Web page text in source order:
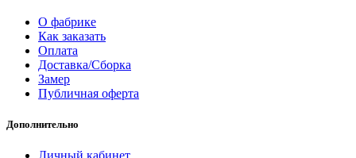
О фабрике
Как заказать
Оплата
Доставка/Сборка
Замер
Публичная оферта
Дополнительно